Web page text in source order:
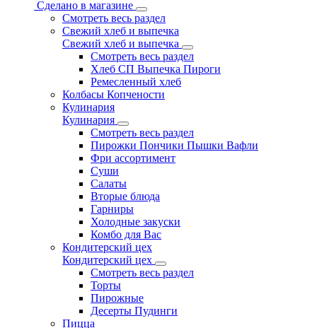
Сделано в магазине
Смотреть весь раздел
Свежий хлеб и выпечка
Свежий хлеб и выпечка
Смотреть весь раздел
Хлеб СП Выпечка Пироги
Ремесленный хлеб
Колбасы Копчености
Кулинария
Кулинария
Смотреть весь раздел
Пирожки Пончики Пышки Вафли
Фри ассортимент
Суши
Салаты
Вторые блюда
Гарниры
Холодные закуски
Комбо для Вас
Кондитерский цех
Кондитерский цех
Смотреть весь раздел
Торты
Пирожные
Десерты Пудинги
Пицца